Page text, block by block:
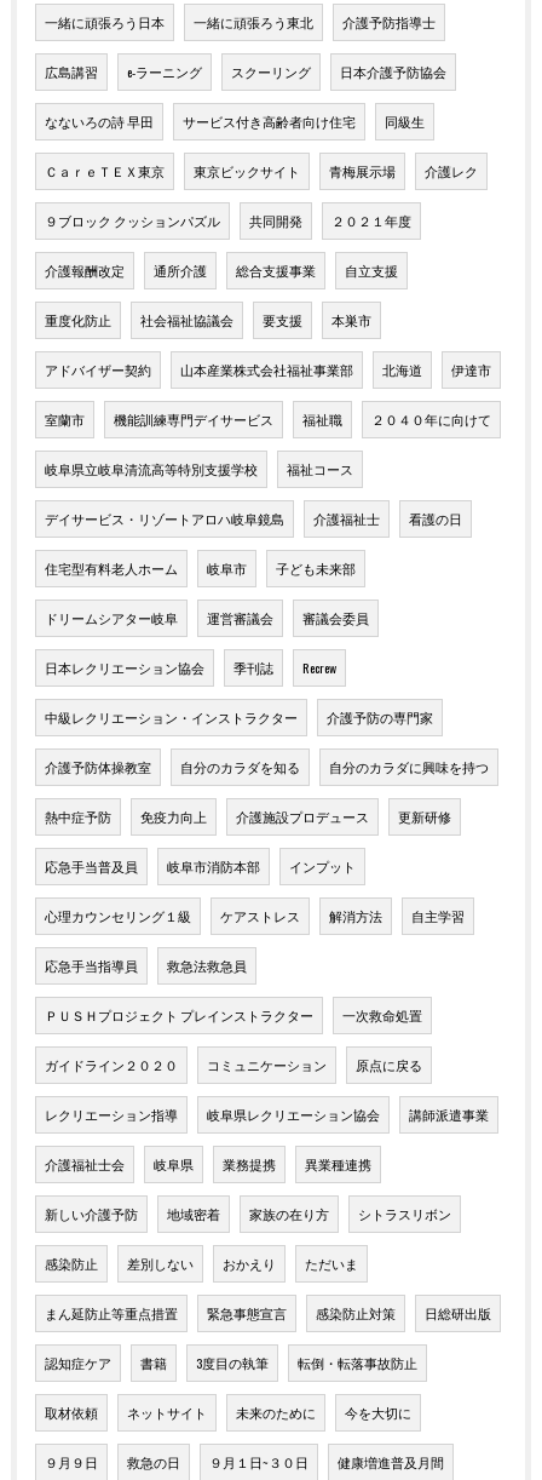
一緒に頑張ろう日本 一緒に頑張ろう東北 介護予防指導士
広島講習 e-ラーニング スクーリング 日本介護予防協会
なないろの詩 早田 サービス付き高齢者向け住宅 同級生
ＣａｒｅＴＥＸ東京 東京ビックサイト 青梅展示場 介護レク
９ブロック クッションパズル 共同開発 ２０２１年度
介護報酬改定 通所介護 総合支援事業 自立支援
重度化防止 社会福祉協議会 要支援 本巣市
アドバイザー契約 山本産業株式会社福祉事業部 北海道 伊達市
室蘭市 機能訓練専門デイサービス 福祉職 ２０４０年に向けて
岐阜県立岐阜清流高等特別支援学校 福祉コース
デイサービス・リゾートアロハ岐阜鏡島 介護福祉士 看護の日
住宅型有料老人ホーム 岐阜市 子ども未来部
ドリームシアター岐阜 運営審議会 審議会委員
日本レクリエーション協会 季刊誌 Recrew
中級レクリエーション・インストラクター 介護予防の専門家
介護予防体操教室 自分のカラダを知る 自分のカラダに興味を持つ
熱中症予防 免疫力向上 介護施設プロデュース 更新研修
応急手当普及員 岐阜市消防本部 インプット
心理カウンセリング１級 ケアストレス 解消方法 自主学習
応急手当指導員 救急法救急員
ＰＵＳＨプロジェクト プレインストラクター 一次救命処置
ガイドライン２０２０ コミュニケーション 原点に戻る
レクリエーション指導 岐阜県レクリエーション協会 講師派遣事業
介護福祉士会 岐阜県 業務提携 異業種連携
新しい介護予防 地域密着 家族の在り方 シトラスリボン
感染防止 差別しない おかえり ただいま
まん延防止等重点措置 緊急事態宣言 感染防止対策 日総研出版
認知症ケア 書籍 3度目の執筆 転倒・転落事故防止
取材依頼 ネットサイト 未来のために 今を大切に
９月９日 救急の日 ９月１日~３０日 健康増進普及月間